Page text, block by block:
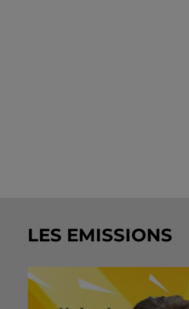
LES EMISSIONS